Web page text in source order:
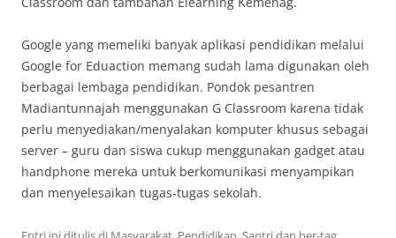
Google yang memeliki banyak aplikasi pendidikan melalui
Google for Eduaction memang sudah lama digunakan oleh
berbagai lembaga pendidikan. Pondok pesantren
Madiantunnajah menggunakan G Classroom karena tidak
perlu menyediakan/menyalakan komputer khusus sebagai
server – guru dan siswa cukup menggunakan gadget atau
handphone mereka untuk berkomunikasi menyampikan
dan menyelesaikan tugas-tugas sekolah.